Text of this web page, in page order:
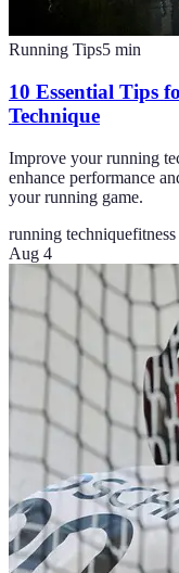
Running Tips5 min
10 Essential Tips
Technique
Improve your running
enhance performance
your running game.
running technique
Aug 4